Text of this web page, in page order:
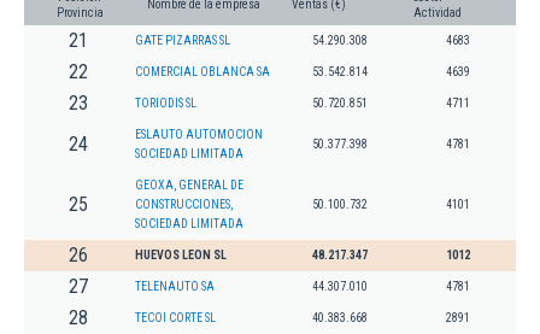
Provincia
Nombre de la empresa Ventas (€)
Actividad
21 GATE PIZARRAS SL 54.290.308 4683
22 COMERCIAL OBLANCA SA 53.542.814 4639
23 TORIODIS SL 50.720.851 4711
24
ESLAUTO AUTOMOCION
SOCIEDAD LIMITADA
50.377.398 4781
25
GEOXA, GENERAL DE
CONSTRUCCIONES,
SOCIEDAD LIMITADA
50.100.732 4101
26 HUEVOS LEON SL 48.217.347 1012
27 TELENAUTO SA 44.307.010 4781
28 TECOI CORTE SL 40.383.668 2891